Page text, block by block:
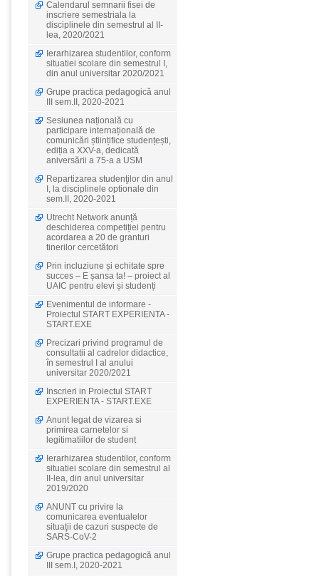
Calendarul semnarii fisei de
inscriere semestriala la
disciplinele din semestrul al II-
lea, 2020/2021
Ierarhizarea studentilor, conform
situatiei scolare din semestrul I,
din anul universitar 2020/2021
Grupe practica pedagogică anul
III sem.II, 2020-2021
Sesiunea națională cu
participare internațională de
comunicări științifice studențești,
ediția a XXV-a, dedicată
aniversării a 75-a a USM
Repartizarea studenţilor din anul
I, la disciplinele optionale din
sem.II, 2020-2021
Utrecht Network anunță
deschiderea competiției pentru
acordarea a 20 de granturi
tinerilor cercetători
Prin incluziune și echitate spre
succes – E șansa ta! – proiect al
UAIC pentru elevi și studenți
Evenimentul de informare -
Proiectul START EXPERIENTA -
START.EXE
Precizari privind programul de
consultatii al cadrelor didactice,
în semestrul I al anului
universitar 2020/2021
Inscrieri in Proiectul START
EXPERIENTA - START.EXE
Anunt legat de vizarea si
primirea carnetelor si
legitimatiilor de student
Ierarhizarea studentilor, conform
situatiei scolare din semestrul al
II-lea, din anul universitar
2019/2020
ANUNT cu privire la
comunicarea eventualelor
situaţii de cazuri suspecte de
SARS-CoV-2
Grupe practica pedagogică anul
III sem.I, 2020-2021